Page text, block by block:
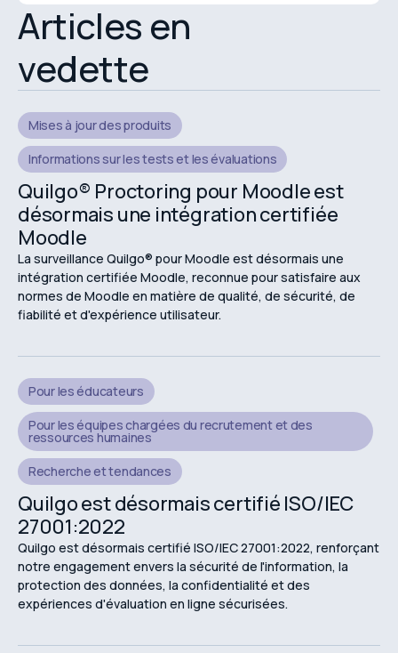
Articles en
vedette
Mises à jour des produits
Informations sur les tests et les évaluations
Quilgo® Proctoring pour Moodle est
désormais une intégration certifiée
Moodle
La surveillance Quilgo® pour Moodle est désormais une
intégration certifiée Moodle, reconnue pour satisfaire aux
normes de Moodle en matière de qualité, de sécurité, de
fiabilité et d'expérience utilisateur.
Pour les éducateurs
Pour les équipes chargées du recrutement et des
ressources humaines
Recherche et tendances
Quilgo est désormais certifié ISO/IEC
27001:2022
Quilgo est désormais certifié ISO/IEC 27001:2022, renforçant
notre engagement envers la sécurité de l'information, la
protection des données, la confidentialité et des
expériences d'évaluation en ligne sécurisées.